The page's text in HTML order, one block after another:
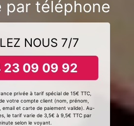
par téléphone
NOUS 7/7
09 09 92
privée à tarif spécial de 15€ TTC,
votre compte client (nom, prénom,
email et carte de paiement valide). Au-
le tarif varie de 3,5€ à 9,5€ TTC par
selon le voyant.